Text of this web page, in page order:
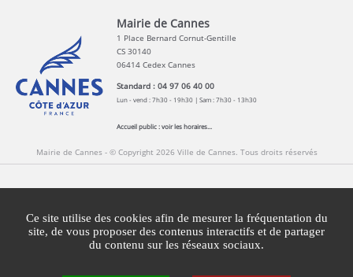
Mairie de Cannes
1 Place Bernard Cornut-Gentille
CS 30140
06414 Cedex Cannes
Standard : 04 97 06 40 00
Lun - vend : 7h30 - 19h30 | Sam : 7h30 - 13h30
Accueil public :voir les horaires...
Mairie de Cannes - © Copyright 2026 Ville de Cannes. Tous droits réservés
Mentions légales Agglomération Cannes Lérins
Plan du site Gestion des cookies
Ce site utilise des cookies afin de mesurer la fréquentation du
site, de vous proposer des contenus interactifs et de partager
du contenu sur les réseaux sociaux.